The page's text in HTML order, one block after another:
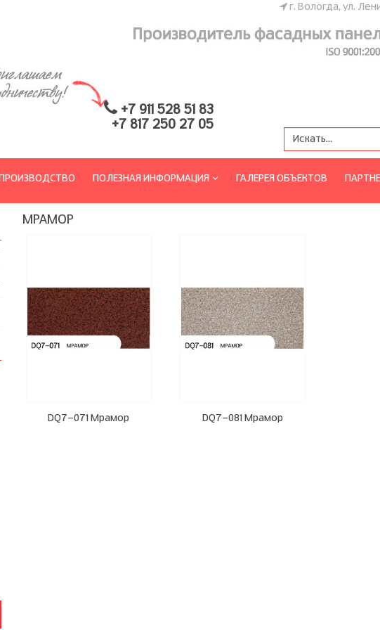
г. Вологда, ул.
+7 911 528 51 83
+7 817 250 27 05
ПРОИЗВОДСТВО ПОЛЕЗНАЯ ИНФОРМАЦИЯ ГАЛЕРЕЯ ОБЪЕКТОВ
МРАМОР
DQ7-071 Мрамор DQ7-081 Мрамор